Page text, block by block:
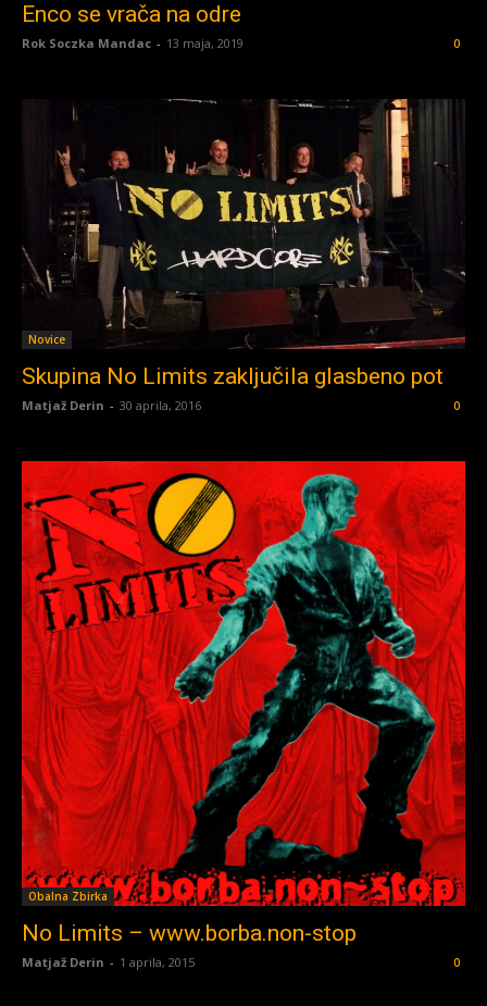
Enco se vrača na odre
Rok Soczka Mandac - 13 maja, 2019 0
Novice
Skupina No Limits zaključila glasbeno pot
Matjaž Derin - 30 aprila, 2016 0
Obalna Zbirka
No Limits – www.borba.non-stop
Matjaž Derin - 1 aprila, 2015 0